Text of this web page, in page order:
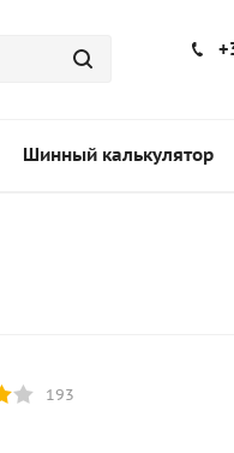
Шинный калькулятор
193